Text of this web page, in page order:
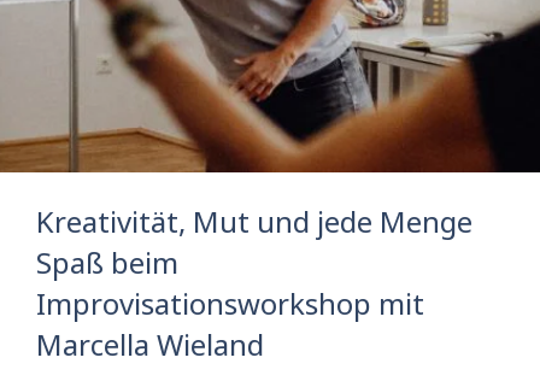
Kreativität, Mut und jede Menge
Spaß beim
Improvisationsworkshop mit
Marcella Wieland